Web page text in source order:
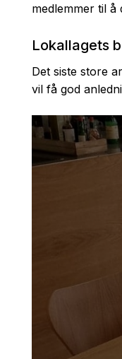
medlemmer til å
Lokallagets
Det siste store
vil få god